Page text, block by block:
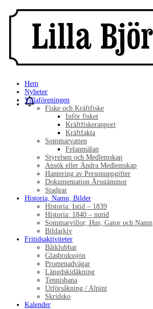
Hem
Nyheter
Villaföreningen
Fiske och Kräftfiske
Inför fisket
Kräftfiskerapport
Kräftfakta
Sommarvatten
Felanmälan
Styrelsen och Medlemskap
Ansök eller Ändra Medlemskap
Hantering av Personuppgifter
Dokumentation Årsstämmor
Stadgar
Historia, Namn, Bilder
Historia: Istid – 1839
Historia: 1840 – nutid
Sommarvillor, Hus, Gator och Namn
Bildarkiv
Fritidsaktiviteter
Båtklubbar
Glasbrukssjön
Promenadvägar
Längdskidåkning
Tennisbana
Utförsåkning / Alpint
Skridsko
Kalender